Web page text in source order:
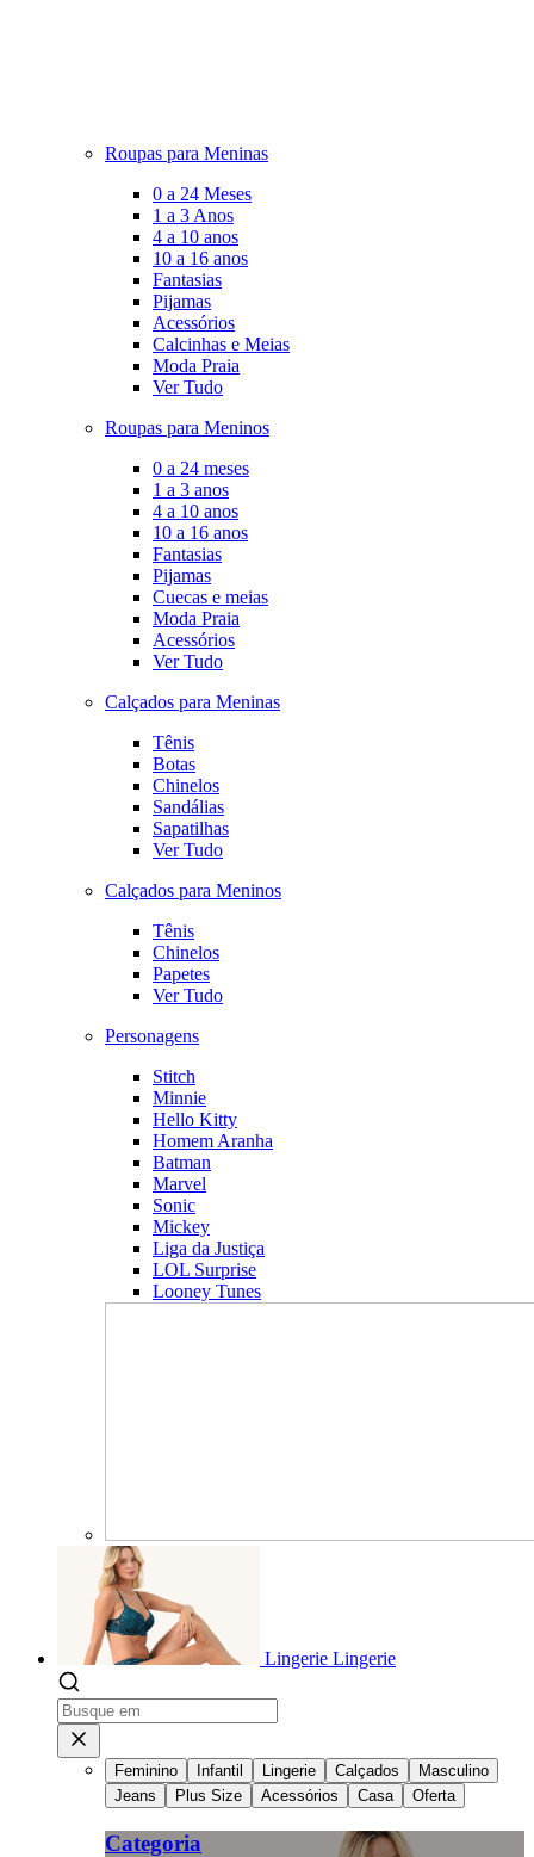
Roupas para Meninas
0 a 24 Meses
1 a 3 Anos
4 a 10 anos
10 a 16 anos
Fantasias
Pijamas
Acessórios
Calcinhas e Meias
Moda Praia
Ver Tudo
Roupas para Meninos
0 a 24 meses
1 a 3 anos
4 a 10 anos
10 a 16 anos
Fantasias
Pijamas
Cuecas e meias
Moda Praia
Acessórios
Ver Tudo
Calçados para Meninas
Tênis
Botas
Chinelos
Sandálias
Sapatilhas
Ver Tudo
Calçados para Meninos
Tênis
Chinelos
Papetes
Ver Tudo
Personagens
Stitch
Minnie
Hello Kitty
Homem Aranha
Batman
Marvel
Sonic
Mickey
Liga da Justiça
LOL Surprise
Looney Tunes
Lingerie Lingerie
Feminino Infantil Lingerie Calçados
Masculino
Jeans
Plus Size Acessórios Casa Oferta
Categoria